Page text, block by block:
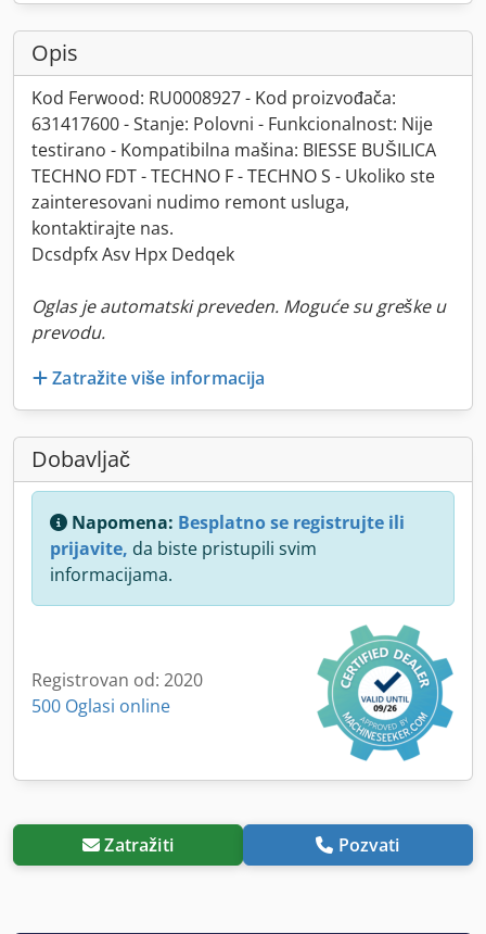
Opis
Kod Ferwood: RU0008927 - Kod proizvođača:
631417600 - Stanje: Polovni - Funkcionalnost: Nije
testirano - Kompatibilna mašina: BIESSE BUŠILICA
TECHNO FDT - TECHNO F - TECHNO S - Ukoliko ste
zainteresovani nudimo remont usluga,
kontaktirajte nas.
Dcsdpfx Asv Hpx Dedqek
Oglas je automatski preveden. Moguće su greške u
prevodu.
Zatražite više informacija
Dobavljač
Napomena: Besplatno se registrujte ili
prijavite, da biste pristupili svim
informacijama.
Registrovan od: 2020
500 Oglasi online
Zatražiti Pozvati